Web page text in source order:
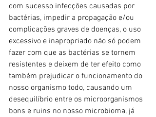
com sucesso infecções causadas por
bactérias, impedir a propagação e/ou
complicações graves de doenças, o uso
excessivo e inapropriado não só podem
fazer com que as bactérias se tornem
resistentes e deixem de ter efeito como
também prejudicar o funcionamento do
nosso organismo todo, causando um
desequilíbrio entre os microorganismos
bons e ruins no nosso microbioma, já